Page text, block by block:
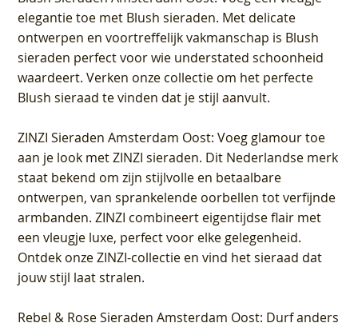
elegantie toe met Blush sieraden. Met delicate
ontwerpen en voortreffelijk vakmanschap is Blush
sieraden perfect voor wie understated schoonheid
waardeert. Verken onze collectie om het perfecte
Blush sieraad te vinden dat je stijl aanvult.
ZINZI Sieraden Amsterdam Oost: Voeg glamour toe
aan je look met ZINZI sieraden. Dit Nederlandse merk
staat bekend om zijn stijlvolle en betaalbare
ontwerpen, van sprankelende oorbellen tot verfijnde
armbanden. ZINZI combineert eigentijdse flair met
een vleugje luxe, perfect voor elke gelegenheid.
Ontdek onze ZINZI-collectie en vind het sieraad dat
jouw stijl laat stralen.
Rebel & Rose Sieraden Amsterdam Oost: Durf anders